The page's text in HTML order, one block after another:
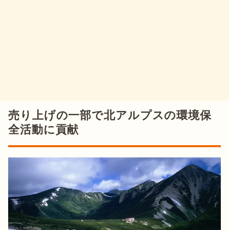
売り上げの一部で北アルプスの環境保
全活動に貢献